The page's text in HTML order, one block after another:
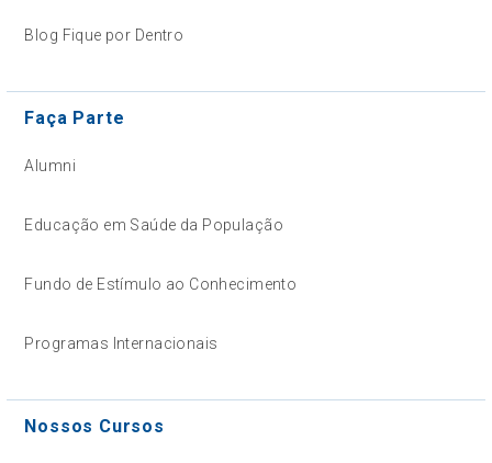
Blog Fique por Dentro
Faça Parte
Alumni
Educação em Saúde da População
Fundo de Estímulo ao Conhecimento
Programas Internacionais
Nossos Cursos